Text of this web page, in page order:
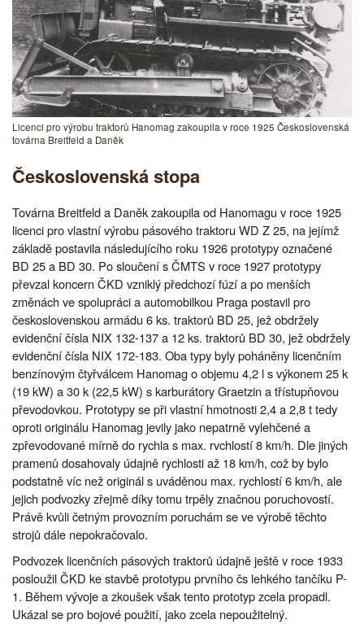
Licenci pro výrobu traktorů Hanomag zakoupila v roce 1925 Československá
továrna Breitfeld a Daněk
Československá stopa
Továrna Breitfeld a Daněk zakoupila od Hanomagu v roce 1925
licenci pro vlastní výrobu pásového traktoru WD Z 25, na jejímž
základě postavila následujícího roku 1926 prototypy označené
BD 25 a BD 30. Po sloučení s ČMTS v roce 1927 prototypy
převzal koncern ČKD vzniklý předchozí fúzí a po menších
změnách ve spolupráci a automobilkou Praga postavil pro
československou armádu 6 ks. traktorů BD 25, jež obdržely
evidenční čísla NIX 132-137 a 12 ks. traktorů BD 30, jež obdržely
evidenční čísla NIX 172-183. Oba typy byly poháněny licenčním
benzínovým čtyřválcem Hanomag o objemu 4,2 l s výkonem 25 k
(19 kW) a 30 k (22,5 kW) s karburátory Graetzin a třístupňovou
převodovkou. Prototypy se při vlastní hmotnosti 2,4 a 2,8 t tedy
oproti originálu Hanomag jevily jako nepatrně vylehčené a
zpřevodované mírně do rychla s max. rvchlostí 8 km/h. Dle jiných
pramenů dosahovaly údajně rychlosti až 18 km/h, což by bylo
podstatně víc než originál s uváděnou max. rychlostí 6 km/h, ale
jejich podvozky zřejmě díky tomu trpěly značnou poruchovostí.
Právě kvůli četným provozním poruchám se ve výrobě těchto
strojů dále nepokračovalo.
Podvozek licenčních pásových traktorů údajně ještě v roce 1933
posloužil ČKD ke stavbě prototypu prvního čs lehkého tančíku P-
1. Během vývoje a zkoušek však tento prototyp zcela propadl.
Ukázal se pro bojové použití, jako zcela nepoužitelný.